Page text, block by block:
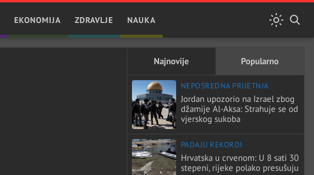
EKONOMIJA ZDRAVLJE NAUKA
Najnovije Popularno
NEPOSREDNA PRIJETNJA
Jordan upozorio na Izrael zbog
džamije Al-Aksa: Strahuje se od
vjerskog sukoba
PADAJU REKORDI
Hrvatska u crvenom: U 8 sati 30
stepeni, rijeke polako presušuju